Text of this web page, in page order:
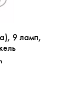
9 ламп,